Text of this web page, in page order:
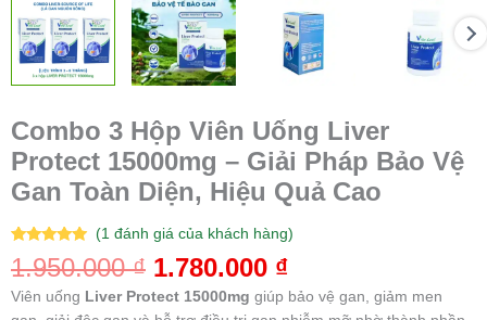
Combo 3 Hộp Viên Uống Liver
Protect 15000mg – Giải Pháp Bảo Vệ
Gan Toàn Diện, Hiệu Quả Cao
5.00trên 5
dựa trên
1
(1đánh giá của khách hàng)
1.950.000₫ 1.780.000 ₫
Viên uống Liver Protect 15000mg giúp bảo vệ gan, giảm men